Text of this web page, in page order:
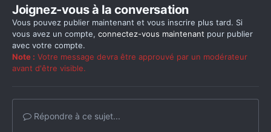
Joignez-vous à la conversation
Vous pouvez publier maintenant et vous inscrire plus tard. Si
vous avez un compte, connectez-vous maintenant pour publier
avec votre compte.
Note : Votre message devra être approuvé par un modérateur
avant d'être visible.
Répondre à ce sujet...